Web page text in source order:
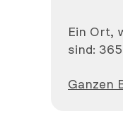
Ein Ort,
sind:
Ganzen